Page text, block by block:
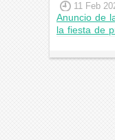
11 Feb
Anuncio de
la fiesta de